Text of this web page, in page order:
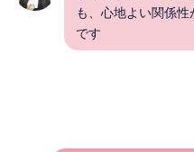
も、心地よい関係
です